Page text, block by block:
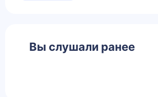
Вы слушали ранее